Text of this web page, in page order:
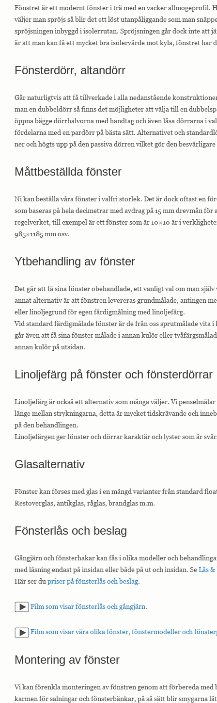
Fönstret är ett modernt fönster i trä med en vacker allmogeprofil.
väljer man spröjs så blir det ett löst utanpåliggande som man
spröjsningen inbyggd i isolerrutan. Spröjsningen går dock inte att
är att man kan få ett mycket bra isolervärde mot kyla, fönstret har
Fönsterdörr, altandörr
Går naturligtvis att få tillverkade i alla nedanstående
man en dubbeldörr så finns det möjligheter att välja till en
öppna bägge dörrhalvorna med handtag och även låsa dörrarna i
fördelarna med en pardörr på bästa sätt. Alternativet och
ner och högts upp på den passiva dörren vilket gör den
Måttbeställda fönster
Ni kan beställa våra fönster i valfri storlek. Det är dock oftast en
som baseras på hela decimetrar med avdrag på 15 mm drevmån
regelverket, till exempel är ett fönster som är 10×10 är i
985×1185 mm osv.
Ytbehandling av fönster
Det går att få sina fönster obehandlade, ett vanligt val om man
annat alternativ är att fönstren levereras grundmålade, antingen
eller linoljegrund för egen färdigmålning med linoljefärg.
Vid standard färdigmålade fönster är de från oss sprutmålade vita
går även att få sina fönster målade i annan kulör eller
annan kulör på utsidan.
Linoljefärg på fönster och fönsterdörrar
Linoljefärg är också ett alternativ som många väljer. Vi
länge mellan strykningarna, detta är mycket tidskrävande och
på den behandlingen.
Linoljefärgen ger fönster och dörrar karaktär och lyster som är
Glasalternativ
Fönster kan förses med glas i en mängd varianter från standard
Restoverglas, antikglas, råglas, brandglas m.m.
Fönsterlås och beslag
Gångjärn och fönsterhakar kan fås i olika modeller och
med låsning endast på insidan eller både på ut och insidan. SeLås &
Här ser du priser på fönsterlås och beslag.
Film som visar fönsterlås och gångjärn.
Film som visar våra olika fönster, fönstermodeller och
Montering av fönster
Vi kan förenkla monteringen av fönstren genom att förbereda
karmen för salningar och fönsterbänkar, på så sätt blir smygarna